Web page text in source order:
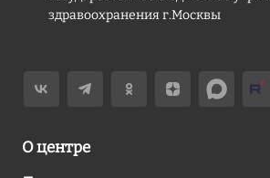
здравоохранения г.Москвы
О центре